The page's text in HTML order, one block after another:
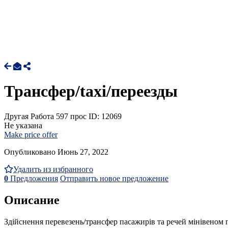
Трансфер/taxi/переезды
Другая Работа 597 прос ID: 12069
Не указана
Make price offer
Опубликовано Июнь 27, 2022
Удалить из избранного
0 Предложения Отправить новое предложение
Описание
Здійснення перевезень/трансфер пасажирів та речей